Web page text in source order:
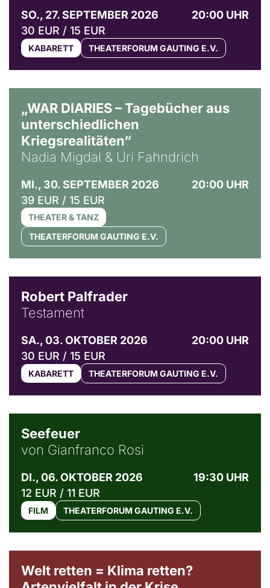
SO., 27. SEPTEMBER 2026
20:00 UHR
30 EUR / 15 EUR
KABARETT THEATERFORUM GAUTING E.V.
„WAR DIARIES – Tagebücher aus
unterschiedlichen
Kriegsrealitäten“
Nadia Migdal & Uri Fahndrich
MI., 30. SEPTEMBER 2026
20:00 UHR
39 EUR / 15 EUR
THEATER & TANZ
THEATERFORUM GAUTING E.V.
Robert Palfrader
Testament
SA., 03. OKTOBER 2026
20:00 UHR
30 EUR / 15 EUR
KABARETT THEATERFORUM GAUTING E.V.
Seefeuer
von Gianfranco Rosi
DI., 06. OKTOBER 2026
19:30 UHR
12 EUR / 11 EUR
FILM THEATERFORUM GAUTING E.V.
Welt retten = Klima retten?